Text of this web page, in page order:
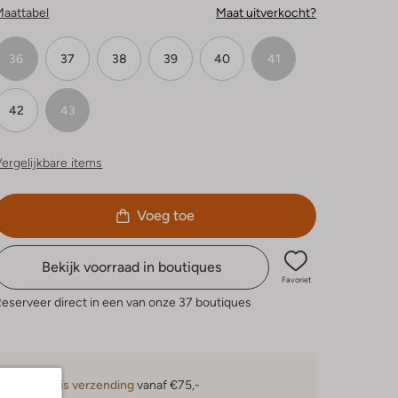
Maat uitverkocht?
36 37 38 39 40 41
42 43
items
Voeg toe
Bekijk voorraad in boutiques
Favoriet
direct in een van onze 37 boutiques
Gratis verzendingvanaf €75,-